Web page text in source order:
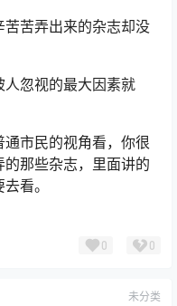
苦弄出来的杂志却没
忽视的最大因素就
市民的视角看，你很
那些杂志，里面讲的
看。
0 0
未分类